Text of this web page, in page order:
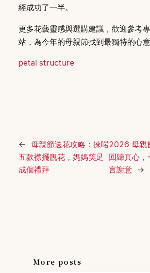
經成功了一半。
更多花藝靈感與選購建議，歡迎參考
站，為今年的母親節找到最獨特的心意
petal structure
← 母親節送花攻略：揀啱
五款襟擺靚花，媽媽笑足
成個禮拜
2026 母親
回歸真心
言謝意 →
More posts